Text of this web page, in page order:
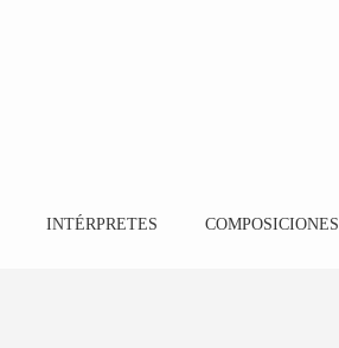
INTÉRPRETES COMPOSICIONES